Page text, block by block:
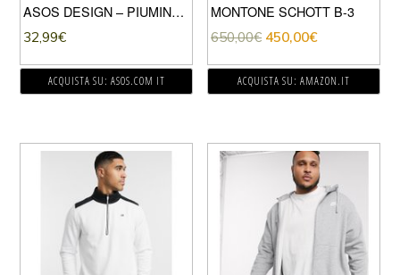
ASOS DESIGN – PIUMINO TRAPUNTATO NERO CON COLLETTO RIALZATO
32,99€
ACQUISTA SU: ASOS.COM IT
MONTONE SCHOTT B-3
650,00€ 450,00€
ACQUISTA SU: AMAZON.IT